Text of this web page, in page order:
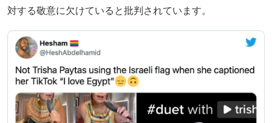
対する敬意に欠けていると批判されています。